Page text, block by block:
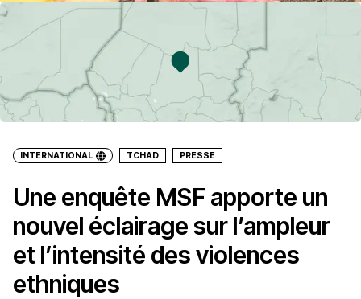
INTERNATIONAL TCHAD PRESSE
Une enquête MSF apporte un
nouvel éclairage sur l’ampleur
et l’intensité des violences
ethniques